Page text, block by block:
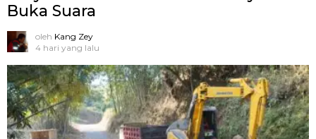
Buka Suara
oleh Kang Zey
4 hari yang lalu